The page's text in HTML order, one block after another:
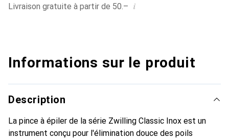
Livraison gratuite à partir de 50.– i
Informations sur le produit
Description
La pince à épiler de la série Zwilling Classic Inox est un
instrument conçu pour l'élimination douce des poils